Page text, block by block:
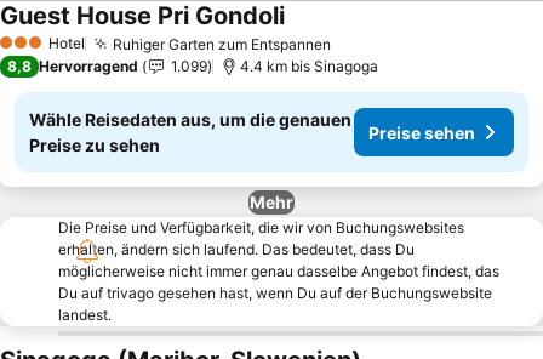
3 SterneHotel Ruhiger Garten zum Entspannen
Guest House Pri GondoliPreise sehen
8,8 Hervorragend 1.099 4.4 km bis Sinagoga
Wähle Reisedaten aus, um die genauen
Preise zu sehen
Preise sehen
Mehr
Die Preise und Verfügbarkeit, die wir von Buchungswebsites
erhalten, ändern sich laufend. Das bedeutet, dass Du
möglicherweise nicht immer genau dasselbe Angebot findest, das
Du auf trivago gesehen hast, wenn Du auf der Buchungswebsite
landest.